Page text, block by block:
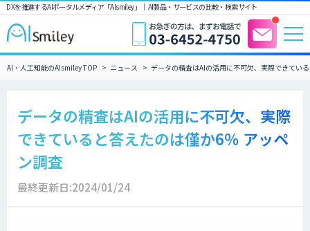
DXを推進するAIポータルメディア「AIsmiley」｜ AI製品・サービスの比較・検索サイト
AI・人工知能のAIsmiley TOP ニュース データの精査はAIの活用に不可欠、実際できてい
データの精査はAIの活用に不可欠、実際
できていると答えたのは僅か6％ アッペ
ン調査
最終更新日:2024/01/24